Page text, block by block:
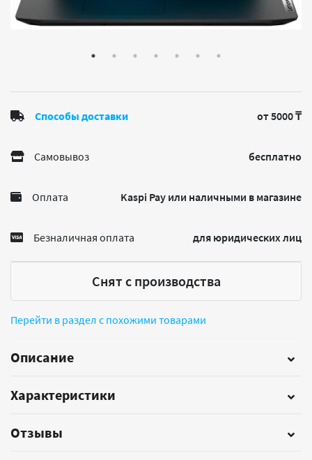
Способы доставки от 5000 ₸
Самовывоз бесплатно
Оплата Kaspi Pay или наличными в магазине
Безналичная оплата для юридических лиц
Снят с производства
Перейти в раздел с похожими товарами
Описание
Характеристики
Отзывы